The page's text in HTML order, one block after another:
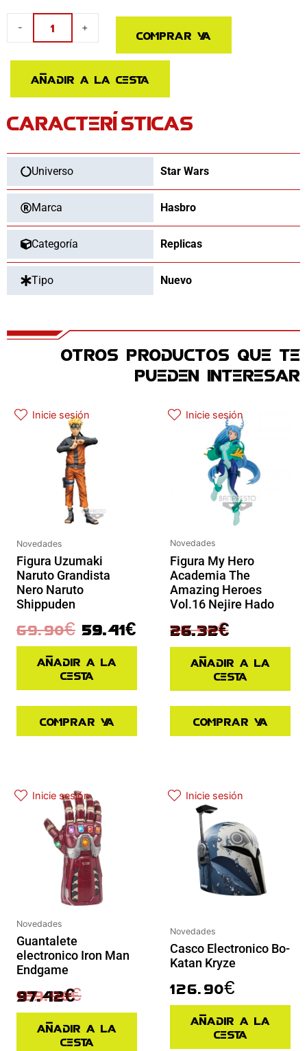
-
Skywalker
+ Comprar ya
Añadir a la cesta
CARACTERÍSTICAS
Universo Star Wars
Marca Hasbro
Categoría Replicas
Tipo Nuevo
OTROS PRODUCTOS QUE TE
PUEDEN INTERESAR
Inicie sesión
Novedades
Figura Uzumaki
Naruto Grandista
Nero Naruto
Shippuden
69.90€ 59.41€
Añadir a la
cesta
Comprar ya
Inicie sesión
Novedades
Figura My Hero
Academia The
Amazing Heroes
Vol.16 Nejire Hado
32.90€
26.32€
Añadir a la
cesta
Comprar ya
Inicie sesión
Novedades
Guantalete
electronico Iron Man
Endgame
129.90€
97.42€
Añadir a la
cesta
Inicie sesión
Novedades
Casco Electronico Bo-
Katan Kryze
126.90€
Añadir a la
cesta